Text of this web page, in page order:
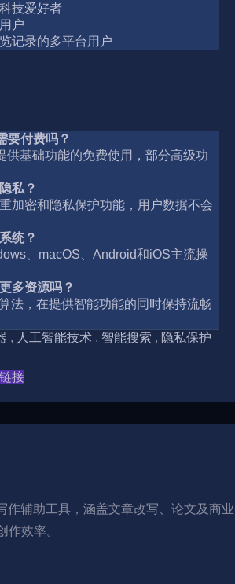
技爱好者
户
记录的多平台用户
要付费吗？
供基础功能的免费使用，部分高级功
私？
加密和隐私保护功能，用户数据不会
统？
、macOS、Android和iOS主流操
多资源吗？
法，在提供智能功能的同时保持流畅
, 人工智能技术 , 智能搜索 , 隐私保护
接
作辅助工具，涵盖文章改写、论文及商业
作效率。